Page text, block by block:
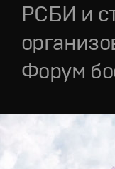
РСБИ и
Форум